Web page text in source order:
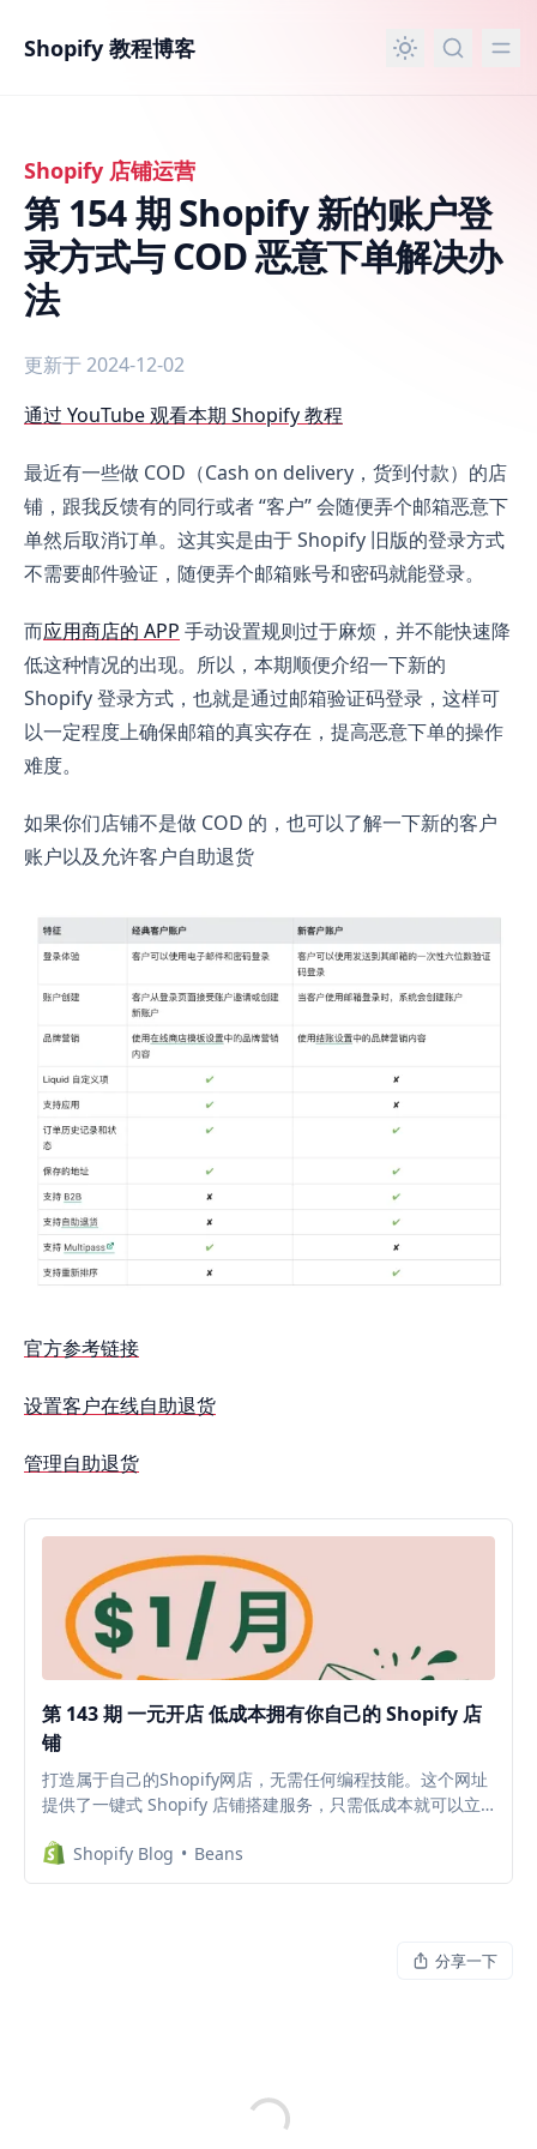
Shopify 教程博客
Shopify 店铺运营
第 154 期 Shopify 新的账户登
录方式与 COD 恶意下单解决办
法
更新于 2024-12-02
第 154 期 Shopify 新的账户登录方式与 COD 恶意下单解决
通过 YouTube 观看本期 Shopify 教程
最近有一些做 COD（Cash on delivery，货到付款）的店
铺，跟我反馈有的同行或者 “客户” 会随便弄个邮箱恶意下
单然后取消订单。这其实是由于 Shopify 旧版的登录方式
不需要邮件验证，随便弄个邮箱账号和密码就能登录。
而应用商店的 APP 手动设置规则过于麻烦，并不能快速降
低这种情况的出现。所以，本期顺便介绍一下新的
Shopify 登录方式，也就是通过邮箱验证码登录，这样可
以一定程度上确保邮箱的真实存在，提高恶意下单的操作
难度。
如果你们店铺不是做 COD 的，也可以了解一下新的客户
账户以及允许客户自助退货
官方参考链接
设置客户在线自助退货
管理自助退货
第 143 期 一元开店 低成本拥有你自己的 Shopify 店
铺
打造属于自己的Shopify网店，无需任何编程技能。这个网址
提供了一键式 Shopify 店铺搭建服务，只需低成本就可以立
建新的店铺，也可以创建测试店铺（例如免费试用插件 APP
等），避免测试插件时代码残留在主题中，拖慢店铺网速。
Shopify Blog Beans
分享一下